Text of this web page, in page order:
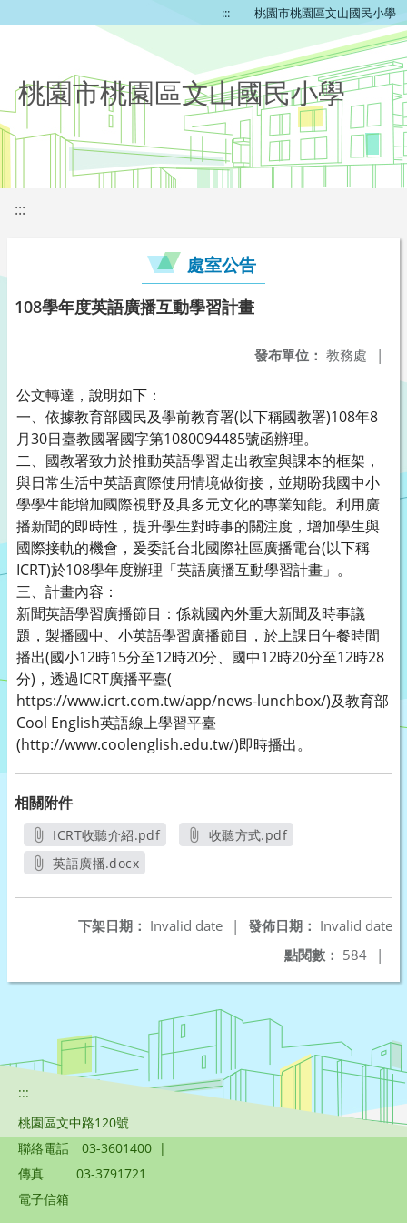
::: 桃園市桃園區文山國民小學
桃園市桃園區文山國民小學
:::
處室公告
108學年度英語廣播互動學習計畫
發布單位： 教務處 |
公文轉達，說明如下：
一、依據教育部國民及學前教育署(以下稱國教署)108年8
月30日臺教國署國字第1080094485號函辦理。
二、國教署致力於推動英語學習走出教室與課本的框架，
與日常生活中英語實際使用情境做銜接，並期盼我國中小
學學生能增加國際視野及具多元文化的專業知能。利用廣
播新聞的即時性，提升學生對時事的關注度，增加學生與
國際接軌的機會，爰委託台北國際社區廣播電台(以下稱
ICRT)於108學年度辦理「英語廣播互動學習計畫」。
三、計畫內容：
新聞英語學習廣播節目：係就國內外重大新聞及時事議
題，製播國中、小英語學習廣播節目，於上課日午餐時間
播出(國小12時15分至12時20分、國中12時20分至12時28
分)，透過ICRT廣播平臺(
https://www.icrt.com.tw/app/news-lunchbox/)及教育部
Cool English英語線上學習平臺
(http://www.coolenglish.edu.tw/)即時播出。
相關附件
ICRT收聽介紹.pdf
另開新視窗
收聽方式.pdf
英語廣播.docx
發佈日期： Invalid date
下架日期： Invalid date
|
點閱數： 584 |
:::
桃園區文中路120號
聯絡電話
03-3601400 |
傳真
03-3791721
電子信箱